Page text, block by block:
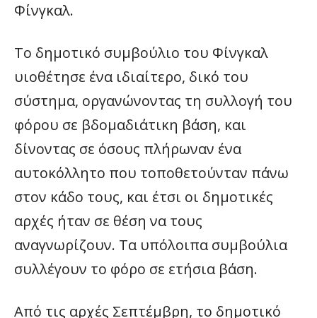
Φίνγκαλ.
Το δημοτικό συμβούλιο του Φίνγκαλ
υιοθέτησε ένα ιδιαίτερο, δικό του
σύστημα, οργανώνοντας τη συλλογή του
φόρου σε βδομαδιάτικη βάση, και
δίνοντας σε όσους πλήρωναν ένα
αυτοκόλλητο που τοποθετούνταν πάνω
στον κάδο τους, και έτσι οι δημοτικές
αρχές ήταν σε θέση να τους
αναγνωρίζουν. Τα υπόλοιπα συμβούλια
συλλέγουν το φόρο σε ετήσια βάση.
Από τις αρχές Σεπτέμβρη, το δημοτικό